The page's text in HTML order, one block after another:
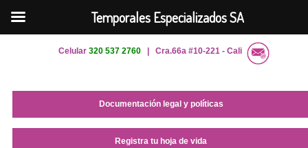
Celular 320 537 2760| Cra.66a #10-221 - Cali
Documentación legal y políticas
Registra tu hoja de vida
Temporales Especializados SA